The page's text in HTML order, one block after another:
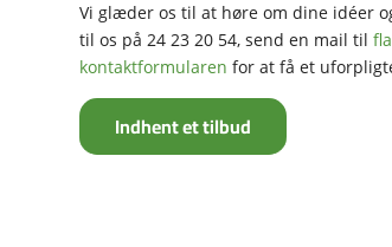
Vi glæder os til at høre om dine idéer
til os på24 23 20 54, send en mail til
kontaktformularen for at få et
Indhent et tilbud